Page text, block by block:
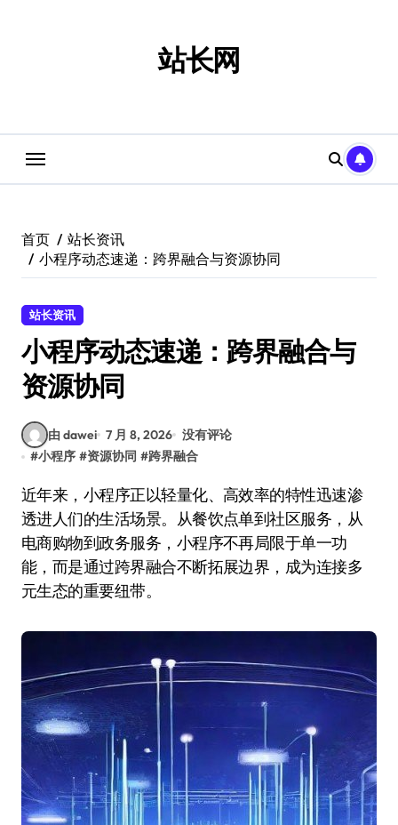
站长网
首页
站长资讯
小程序动态速递：跨界融合与资源协同
站长资讯
小程序动态速递：跨界融合与
资源协同
由 dawei 7 月 8, 2026 没有评论
#小程序 #资源协同 #跨界融合
近年来，小程序正以轻量化、高效率的特性迅速渗
透进人们的生活场景。从餐饮点单到社区服务，从
电商购物到政务服务，小程序不再局限于单一功
能，而是通过跨界融合不断拓展边界，成为连接多
元生态的重要纽带。